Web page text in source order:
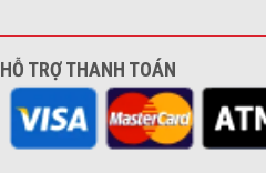
HỖ TRỢ THANH TOÁN